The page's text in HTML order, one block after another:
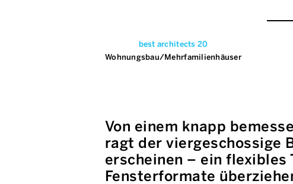
best architects 20
Wohnungsbau/Mehrfamilienhäuser
Von einem knapp
ragt der viergeschossige
erscheinen – ein flexibles
Fensterformate